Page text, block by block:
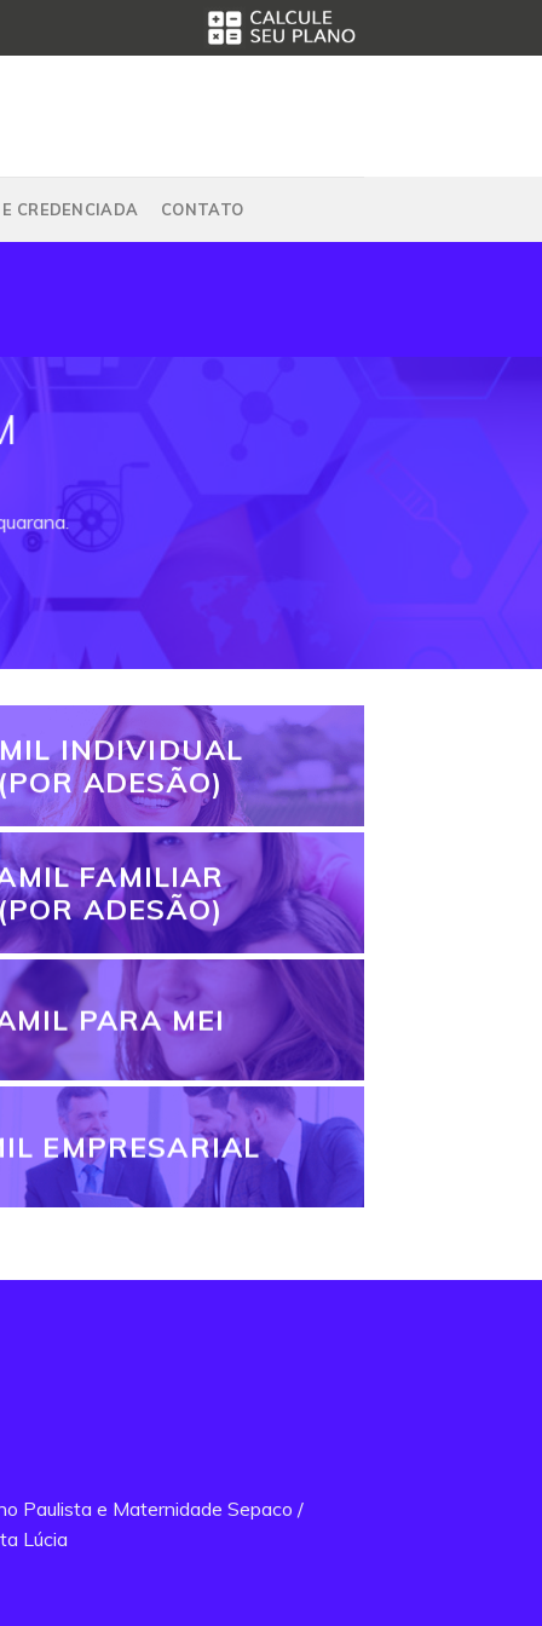
CREDENCIADA CONTATO
INDIVIDUAL
ADESÃO)
FAMILIAR
ADESÃO)
PARA MEI
EMPRESARIAL
Paulista e Maternidade Sepaco /
Lúcia